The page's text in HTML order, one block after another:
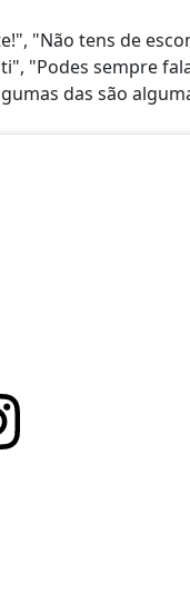
"Não tens de
"Podes sempre
das são